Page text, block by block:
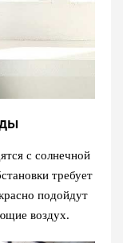
с солнечной
требует
подойдут
воздух.